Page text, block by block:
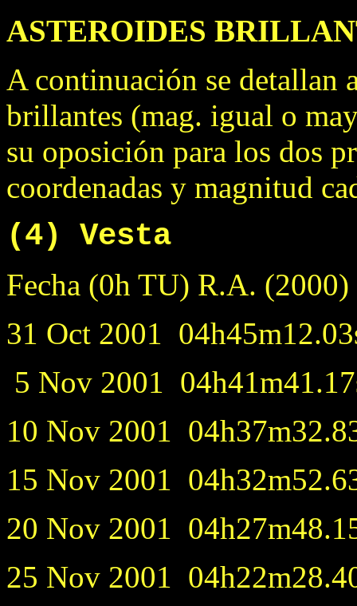
ASTEROIDES
A continuación se detallan
brillantes (mag. igual o
su oposición para los dos
coordenadas y magnitud
(4) Vesta
Fecha (0h TU) R.A.
31 Oct 2001
5 Nov 2001
10 Nov 2001
15 Nov 2001
20 Nov 2001
25 Nov 2001